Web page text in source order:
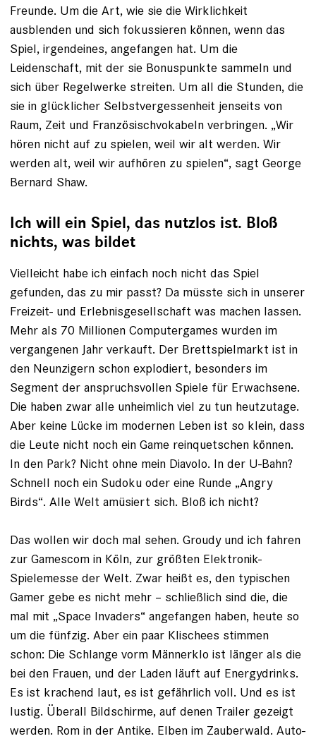
Freunde. Um die Art, wie sie die Wirklichkeit
ausblenden und sich fokussieren können, wenn das
Spiel, irgendeines, angefangen hat. Um die
Leidenschaft, mit der sie Bonuspunkte sammeln und
sich über Regelwerke streiten. Um all die Stunden, die
sie in glücklicher Selbstvergessenheit jenseits von
Raum, Zeit und Französischvokabeln verbringen. „Wir
hören nicht auf zu spielen, weil wir alt werden. Wir
werden alt, weil wir aufhören zu spielen“, sagt George
Bernard Shaw.
Ich will ein Spiel, das nutzlos ist. Bloß
nichts, was bildet
Vielleicht habe ich einfach noch nicht das Spiel
gefunden, das zu mir passt? Da müsste sich in unserer
Freizeit- und Er­lebnisgesellschaft was machen lassen.
Mehr als 70 Millionen Computergames wurden im
vergangenen Jahr verkauft. Der Brettspielmarkt ist in
den Neunzigern schon explodiert, besonders im
Segment der anspruchsvollen Spiele für Erwach­sene.
Die haben zwar alle unheimlich viel zu tun heutzutage.
Aber keine Lücke im modernen Leben ist so klein, dass
die Leute nicht noch ein Game reinquetschen können.
In den Park? Nicht ohne mein Diavolo. In der U-Bahn?
Schnell noch ein Sudoku oder eine Runde „Angry
Birds“. Alle Welt amüsiert sich. Bloß ich nicht?
Das wollen wir doch mal sehen. ­Groudy und ich fahren
zur Gamescom in Köln, zur größten Elektronik-
Spielemesse der Welt. Zwar heißt es, den typischen
Gamer gebe es nicht mehr – schließlich sind die, die
mal mit „Space Invaders“ angefangen haben, heute so
um die fünfzig. Aber ein paar Klischees stimmen
schon: Die Schlange vorm Männerklo ist länger als die
bei den Frauen, und der Laden läuft auf Energydrinks.
Es ist krachend laut, es ist gefährlich voll. Und es ist
lustig. Überall Bildschirme, auf denen Trailer gezeigt
werden. Rom in der Antike. Elben im Zauberwald. Auto­